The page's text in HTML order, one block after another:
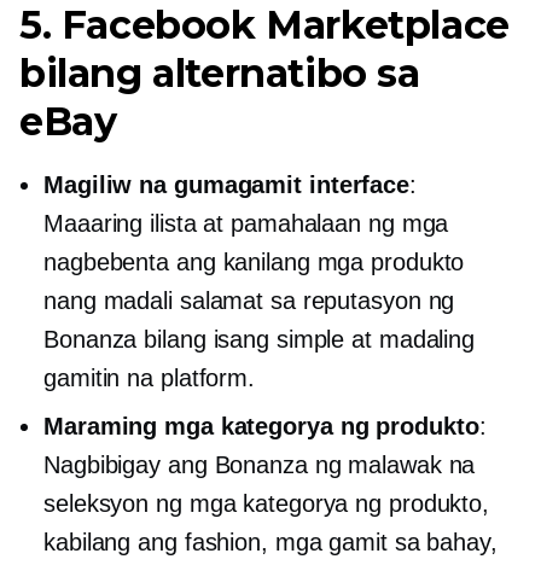
5. Facebook Marketplace
bilang alternatibo sa
eBay
Magiliw na gumagamit interface:
Maaaring ilista at pamahalaan ng mga
nagbebenta ang kanilang mga produkto
nang madali salamat sa reputasyon ng
Bonanza bilang isang simple at madaling
gamitin na platform.
Maraming mga kategorya ng produkto:
Nagbibigay ang Bonanza ng malawak na
seleksyon ng mga kategorya ng produkto,
kabilang ang fashion, mga gamit sa bahay,